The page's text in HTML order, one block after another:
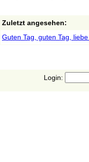
Zuletzt angesehen:
Guten Tag, guten Tag,
Login: